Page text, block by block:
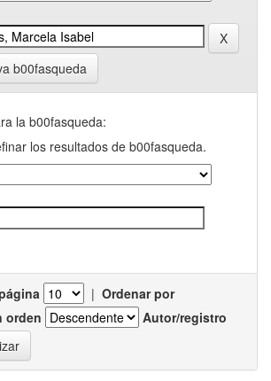
b00fasqueda
la b00fasqueda:
los resultados de b00fasqueda.
| Ordenar por
orden
Autor/registro